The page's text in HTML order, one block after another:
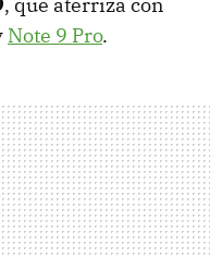
Note 9 Pro.